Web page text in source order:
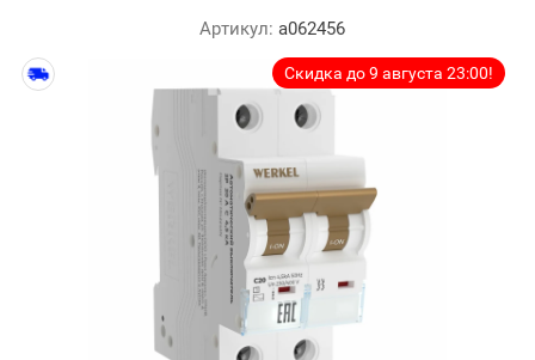
Артикул: a062456
Скидка до 9 августа 23:00!